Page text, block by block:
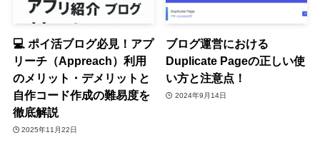
💻 ポイ活ブログ必見！アプ
リーチ（Appreach）利用
のメリット・デメリットと
自作コード作成の難易度を
徹底解説
2025年11月22日
ブログ運営における
Duplicate Pageの正しい使
い方と注意点！
2024年9月14日